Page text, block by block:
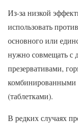
Из-за низкой
использовать
основного или
нужно совмещать с
презервативами,
комбинированными
(таблетками).
В редких случаях